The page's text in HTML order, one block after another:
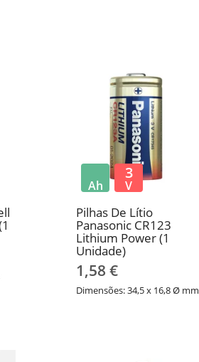
Pilhas De Lítio
Panasonic CR123
Lithium Power (1
Unidade)
1,58 €
Dimensões: 34,5 x 16,8 Ø mm
Ah
3
V